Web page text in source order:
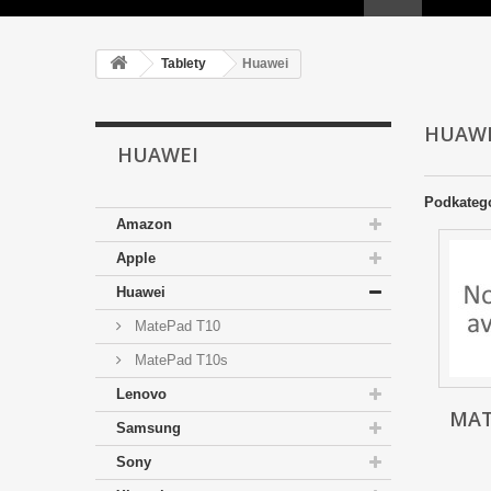
Tablety Huawei
HUAWEI
Amazon
Apple
Huawei
MatePad T10
MatePad T10s
Lenovo
Samsung
Sony